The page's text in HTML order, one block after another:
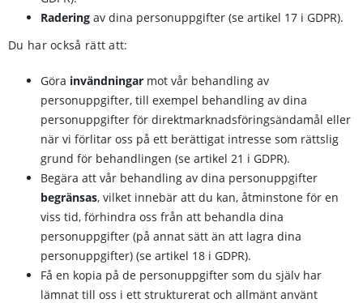
Radering av dina personuppgifter (se artikel 17 i GDPR).
Du har också rätt att:
Göra invändningar mot vår behandling av
personuppgifter, till exempel behandling av dina
personuppgifter för direktmarknadsföringsändamål eller
när vi förlitar oss på ett berättigat intresse som rättslig
grund för behandlingen (se artikel 21 i GDPR).
Begära att vår behandling av dina personuppgifter
begränsas, vilket innebär att du kan, åtminstone för en
viss tid, förhindra oss från att behandla dina
personuppgifter (på annat sätt än att lagra dina
personuppgifter) (se artikel 18 i GDPR).
Få en kopia på de personuppgifter som du själv har
lämnat till oss i ett strukturerat och allmänt använt